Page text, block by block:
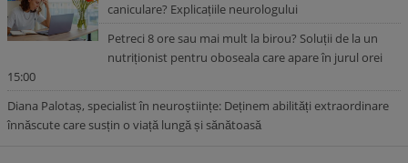
caniculare? Explicațiile neurologului
Petreci 8 ore sau mai mult la birou? Soluții de la un
nutriționist pentru oboseala care apare în jurul orei
15:00
Diana Palotaș, specialist în neuroștiințe: Deținem abilități extraordinare
înnăscute care susțin o viață lungă și sănătoasă